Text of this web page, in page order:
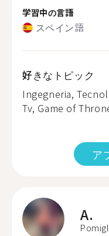
学習中の言語
スペイン語
好きなトピック
Ingegneria,
Tv, Game of
ア
A.